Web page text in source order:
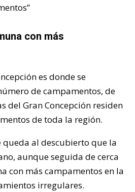
con más
es donde se
de campamentos, de
del Gran Concepción residen
de toda la región.
queda al descubierto que la
aunque seguida de cerca
con más campamentos en la
irregulares.